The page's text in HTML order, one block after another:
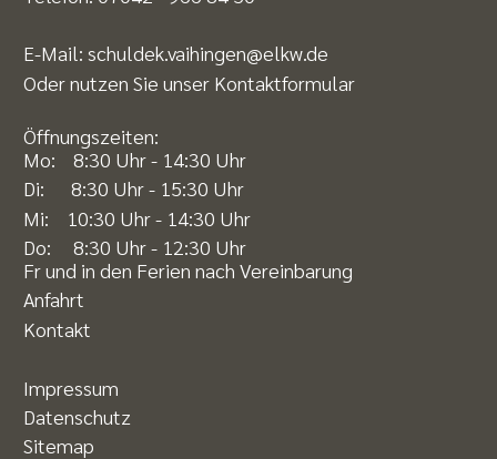
E-Mail: schuldek.vaihingen@elkw.de
Oder nutzen Sie unser Kontaktformular
Öffnungszeiten:
Mo: 8:30 Uhr - 14:30 Uhr
Di: 8:30 Uhr - 15:30 Uhr
Mi: 10:30 Uhr - 14:30 Uhr
Do: 8:30 Uhr - 12:30 Uhr
Fr und in den Ferien nach Vereinbarung
Anfahrt
Kontakt
Impressum
Datenschutz
Sitemap